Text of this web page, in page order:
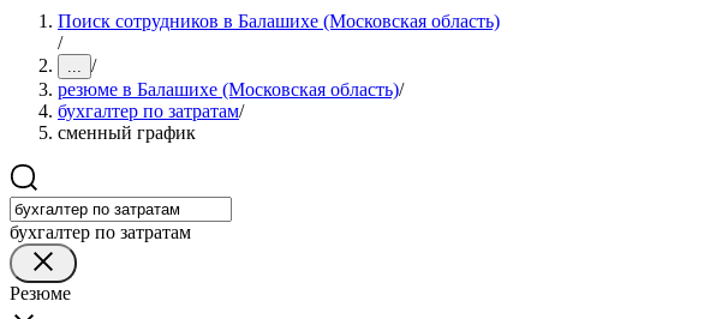
Поиск сотрудников в Балашихе (Московская область)
/
... /
резюме в Балашихе (Московская область)/
бухгалтер по затратам/
сменный график
бухгалтер по затратам
Резюме